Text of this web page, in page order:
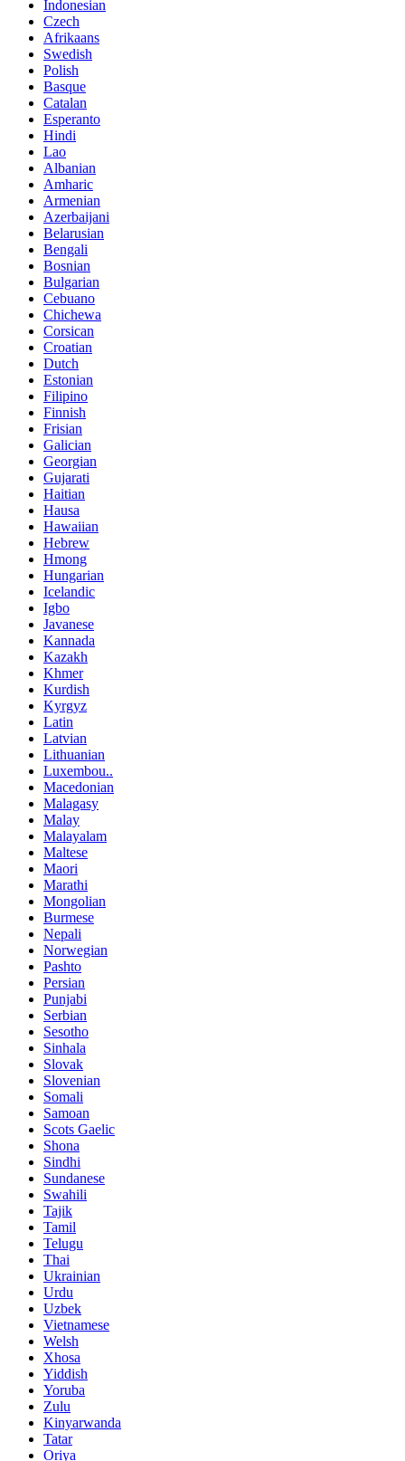
Indonesian
Czech
Afrikaans
Swedish
Polish
Basque
Catalan
Esperanto
Hindi
Lao
Albanian
Amharic
Armenian
Azerbaijani
Belarusian
Bengali
Bosnian
Bulgarian
Cebuano
Chichewa
Corsican
Croatian
Dutch
Estonian
Filipino
Finnish
Frisian
Galician
Georgian
Gujarati
Haitian
Hausa
Hawaiian
Hebrew
Hmong
Hungarian
Icelandic
Igbo
Javanese
Kannada
Kazakh
Khmer
Kurdish
Kyrgyz
Latin
Latvian
Lithuanian
Luxembou..
Macedonian
Malagasy
Malay
Malayalam
Maltese
Maori
Marathi
Mongolian
Burmese
Nepali
Norwegian
Pashto
Persian
Punjabi
Serbian
Sesotho
Sinhala
Slovak
Slovenian
Somali
Samoan
Scots Gaelic
Shona
Sindhi
Sundanese
Swahili
Tajik
Tamil
Telugu
Thai
Ukrainian
Urdu
Uzbek
Vietnamese
Welsh
Xhosa
Yiddish
Yoruba
Zulu
Kinyarwanda
Tatar
Oriya